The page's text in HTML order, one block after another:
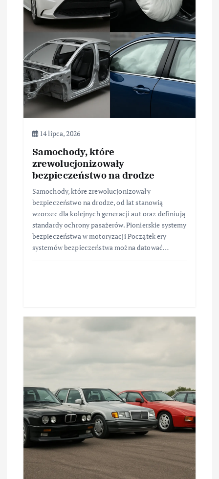
a
w
p
s
14 lipca, 2026
Samochody, które
zrewolucjonizowały
bezpieczeństwo na drodze
Samochody, które zrewolucjonizowały
bezpieczeństwo na drodze, od lat stanowią
wzorzec dla kolejnych generacji aut oraz definiują
standardy ochrony pasażerów. Pionierskie systemy
bezpieczeństwa w motoryzacji Początek ery
systemów bezpieczeństwa można datować…